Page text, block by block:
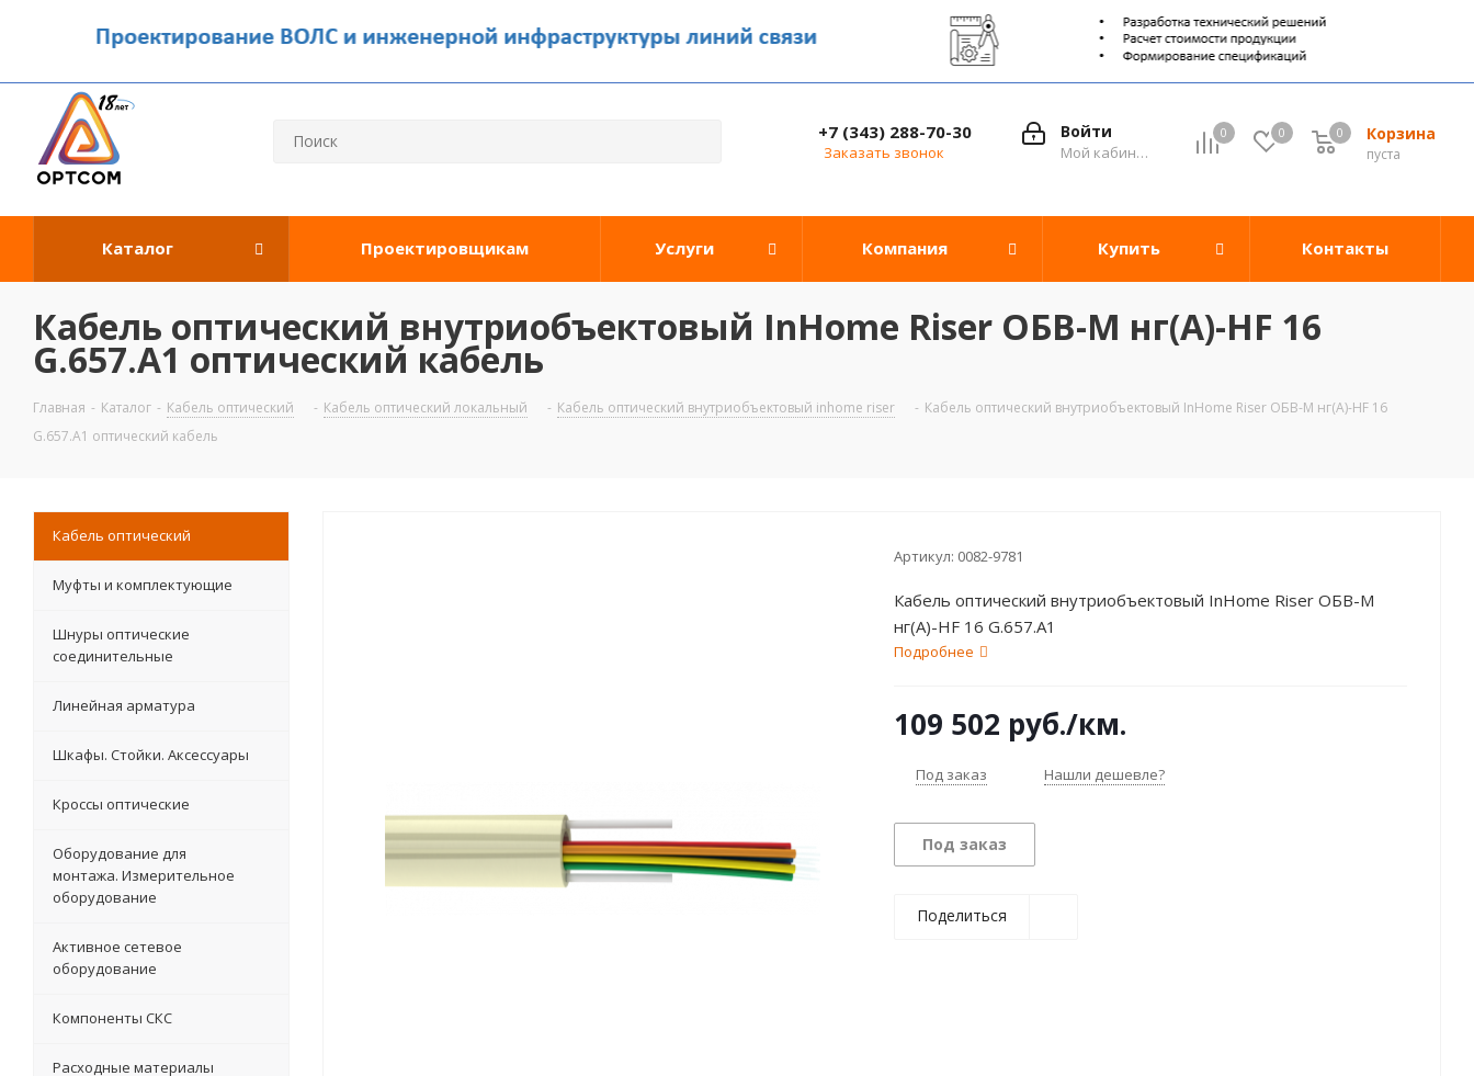
0 0 Корзина
0
пуста
0
Войти
Мой кабинет
+7 (343) 288-70-30
Заказать звонок
Каталог Проектировщикам Услуги Компания Купить Контакты
Кабель оптический внутриобъектовый InHome Riser ОБВ-М нг(A)-HF 16
G.657.A1 оптический кабель
Главная - Каталог - Кабель оптический - Кабель оптический локальный - Кабель оптический внутриобъектовый inhome riser - Кабель оптический внутриобъектовый InHome Riser ОБВ-М нг(A)-HF 16
G.657.A1 оптический кабель
Артикул: 0082-9781
Кабель оптический внутриобъектовый InHome Riser ОБВ-М
нг(A)-HF 16 G.657.A1
Подробнее
109 502 руб./км.
Под заказ Нашли дешевле?
Под заказ
Поделиться
Кабель оптический
Муфты и комплектующие
Шнуры оптические
соединительные
Линейная арматура
Шкафы. Стойки. Аксесcуары
Кроссы оптические
Оборудование для
монтажа. Измерительное
оборудование
Активное сетевое
оборудование
Компоненты СКС
Расходные материалы